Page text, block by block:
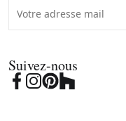
Suivez-nous